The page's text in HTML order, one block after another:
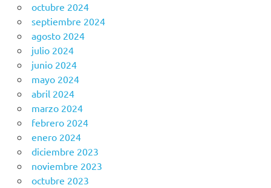
octubre 2024
septiembre 2024
agosto 2024
julio 2024
junio 2024
mayo 2024
abril 2024
marzo 2024
febrero 2024
enero 2024
diciembre 2023
noviembre 2023
octubre 2023